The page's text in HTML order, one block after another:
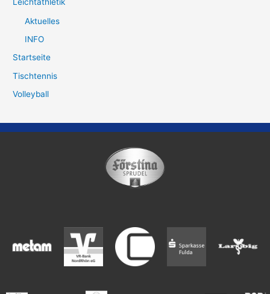
Aktuelles
INFO
Startseite
Tischtennis
Volleyball